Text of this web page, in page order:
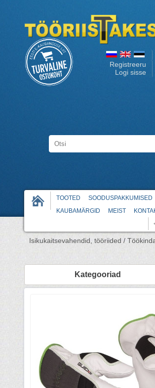
Registreeru
Logi sisse
TOOTED SOODUSPAKKUMISED
KAUBAMÄRGID
MEIST
Isikukaitsevahendid, tööriided /
Kategooriad